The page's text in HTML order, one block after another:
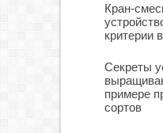
Кран-
критерии
Секреты
примере
сортов